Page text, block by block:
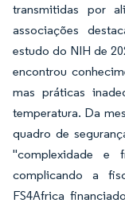
transmitidas por
associações
estudo do NIH de
encontrou
mas práticas
temperatura. Da
quadro de
"complexidade e
complicando a
FS4Africa